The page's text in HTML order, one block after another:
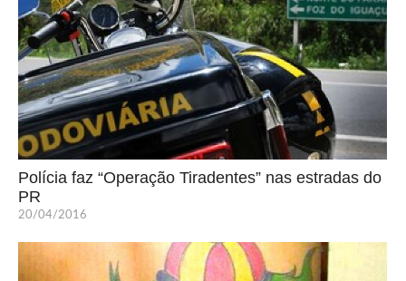
Polícia faz “Operação Tiradentes” nas estradas do
PR
20/04/2016